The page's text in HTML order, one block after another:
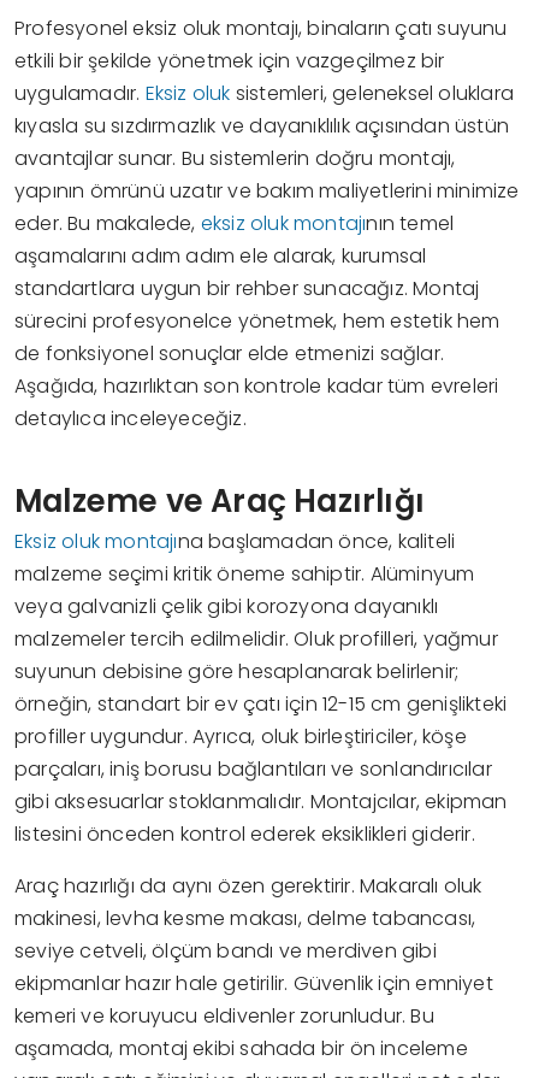
Profesyonel eksiz oluk montajı, binaların çatı suyunu
etkili bir şekilde yönetmek için vazgeçilmez bir
uygulamadır. Eksiz oluk sistemleri, geleneksel oluklara
kıyasla su sızdırmazlık ve dayanıklılık açısından üstün
avantajlar sunar. Bu sistemlerin doğru montajı,
yapının ömrünü uzatır ve bakım maliyetlerini minimize
eder. Bu makalede, eksiz oluk montajının temel
aşamalarını adım adım ele alarak, kurumsal
standartlara uygun bir rehber sunacağız. Montaj
sürecini profesyonelce yönetmek, hem estetik hem
de fonksiyonel sonuçlar elde etmenizi sağlar.
Aşağıda, hazırlıktan son kontrole kadar tüm evreleri
detaylıca inceleyeceğiz.
Malzeme ve Araç Hazırlığı
Eksiz oluk montajına başlamadan önce, kaliteli
malzeme seçimi kritik öneme sahiptir. Alüminyum
veya galvanizli çelik gibi korozyona dayanıklı
malzemeler tercih edilmelidir. Oluk profilleri, yağmur
suyunun debisine göre hesaplanarak belirlenir;
örneğin, standart bir ev çatı için 12-15 cm genişlikteki
profiller uygundur. Ayrıca, oluk birleştiriciler, köşe
parçaları, iniş borusu bağlantıları ve sonlandırıcılar
gibi aksesuarlar stoklanmalıdır. Montajcılar, ekipman
listesini önceden kontrol ederek eksiklikleri giderir.
Araç hazırlığı da aynı özen gerektirir. Makaralı oluk
makinesi, levha kesme makası, delme tabancası,
seviye cetveli, ölçüm bandı ve merdiven gibi
ekipmanlar hazır hale getirilir. Güvenlik için emniyet
kemeri ve koruyucu eldivenler zorunludur. Bu
aşamada, montaj ekibi sahada bir ön inceleme